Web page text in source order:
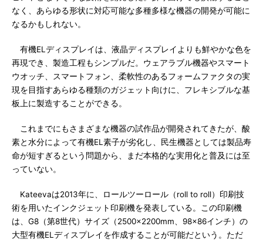
なく、あらゆる形状に対応可能な多種多様な機器の開発が可能に
なるかもしれない。
有機ELディスプレイは、液晶ディスプレイよりも鮮やかな色を
再現でき、製造工程もシンプルだ。ウェアラブル機器やスマート
ウオッチ、スマートフォン、柔軟性のあるフォームファクタの実
現を目指すあらゆる種類のガジェット向けに、フレキシブルな基
板上に製造することができる。
これまでにもさまざまな機器の試作品が開発されてきたが、酸
素と水分によって有機EL素子が劣化し、民生機器としては製品寿
命が短すぎるという問題から、まだ本格的な実用化と普及には至
っていない。
Kateevaは2013年に、ロールツーロール（roll to roll）印刷技
術を用いたインクジェット印刷機を発表している。この印刷機
は、G8（第8世代）サイズ（2500×2200mm、98×86インチ）の
大型有機ELディスプレイを作成することが可能だという。ただ